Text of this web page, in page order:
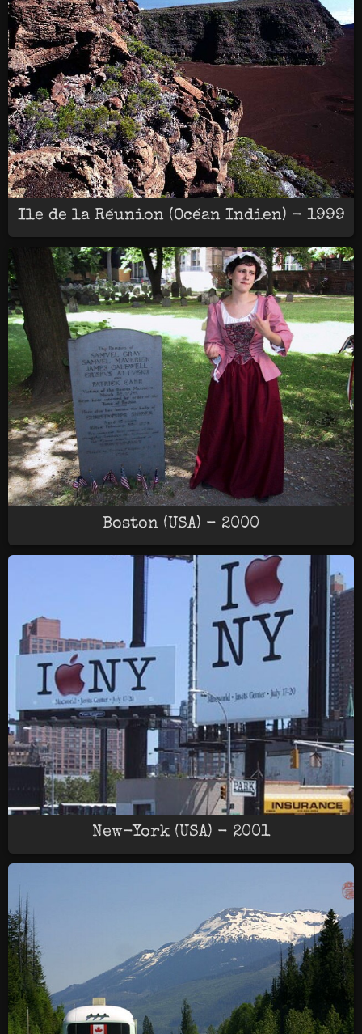
Ile de la Réunion (Océan Indien) - 1999
Boston (USA) - 2000
New-York (USA) - 2001